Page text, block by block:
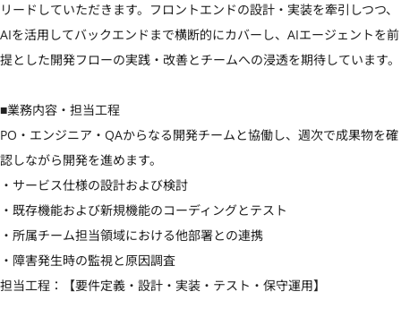
リードしていただきます。フロントエンドの設計・実装を牽引しつつ、
AIを活用してバックエンドまで横断的にカバーし、AIエージェントを前
提とした開発フローの実践・改善とチームへの浸透を期待しています。
■業務内容・担当工程
PO・エンジニア・QAからなる開発チームと協働し、週次で成果物を確
認しながら開発を進めます。
・サービス仕様の設計および検討
・既存機能および新規機能のコーディングとテスト
・所属チーム担当領域における他部署との連携
・障害発生時の監視と原因調査
担当工程：【要件定義・設計・実装・テスト・保守運用】